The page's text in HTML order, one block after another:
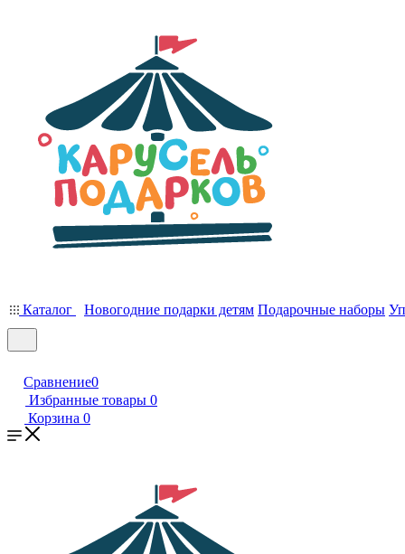
Каталог Новогодние подарки детям Подарочные наборы
Сравнение0
Избранные товары 0
Корзина 0